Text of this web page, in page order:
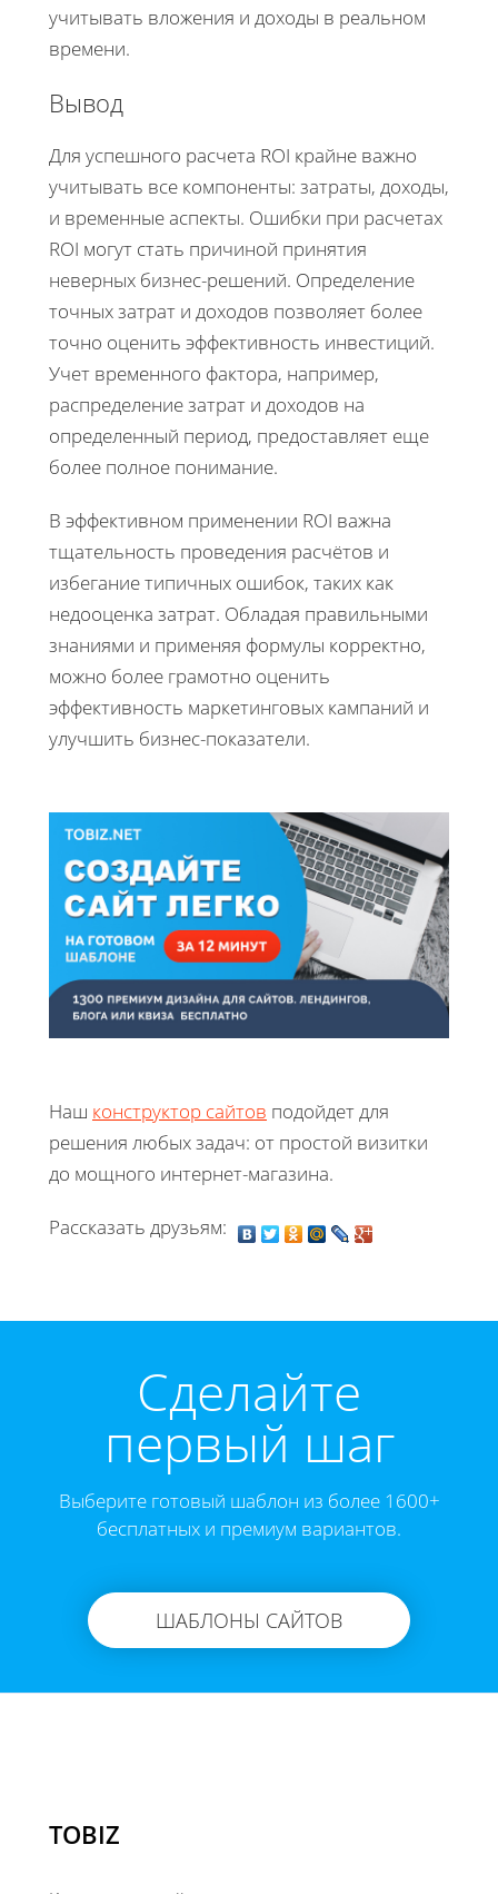
учитывать вложения и доходы в реальном
времени.
Вывод
Для успешного расчета ROI крайне важно
учитывать все компоненты: затраты, доходы,
и временные аспекты. Ошибки при расчетах
ROI могут стать причиной принятия
неверных бизнес-решений. Определение
точных затрат и доходов позволяет более
точно оценить эффективность инвестиций.
Учет временного фактора, например,
распределение затрат и доходов на
определенный период, предоставляет еще
более полное понимание.
В эффективном применении ROI важна
тщательность проведения расчётов и
избегание типичных ошибок, таких как
недооценка затрат. Обладая правильными
знаниями и применяя формулы корректно,
можно более грамотно оценить
эффективность маркетинговых кампаний и
улучшить бизнес-показатели.
Наш конструктор сайтов подойдет для
решения любых задач: от простой визитки
до мощного интернет-магазина.
Рассказать друзьям:
Cделайте
первый шаг
Выберите готовый шаблон из более 1600+
бесплатных и премиум вариантов.
ШАБЛОНЫ САЙТОВ
TOBIZ